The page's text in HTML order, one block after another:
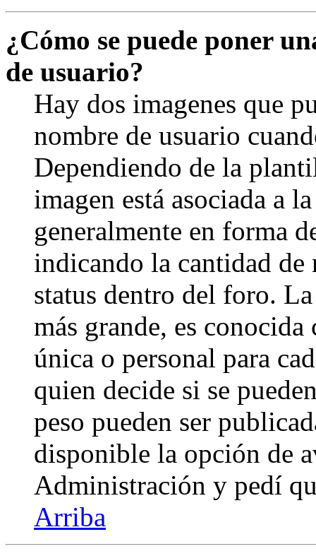
¿Cómo se puede poner
de usuario?
Hay dos imagenes que
nombre de usuario
Dependiendo de la
imagen está asociada a
generalmente en forma
indicando la cantidad de
status dentro del foro.
más grande, es
única o personal para
quien decide si se
peso pueden ser
disponible la opción de
Administración y pedí
Arriba